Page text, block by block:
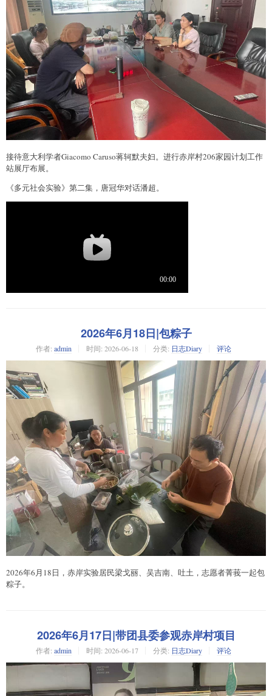
接待意大利学者Giacomo Caruso蒋轲默夫妇。进行赤岸村206家园计划工作
站展厅布展。
《多元社会实验》第二集，唐冠华对话潘超。
2026年6月18日|包粽子
作者: admin 时间: 2026-06-18 分类: 日志Diary 评论
2026年6月18日，赤岸实验居民梁戈丽、吴吉南、吐土，志愿者菁莪一起包
粽子。
2026年6月17日|带团县委参观赤岸村项目
作者: admin 时间: 2026-06-17 分类: 日志Diary 评论